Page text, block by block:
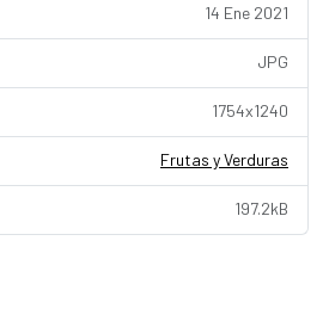
14 Ene 2021
JPG
1754x1240
Frutas y Verduras
197.2kB